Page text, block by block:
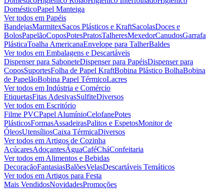
DomésticoPapel Manteiga
Ver todos em Papéis
BandejasMarmitexSacos Plásticos e KraftSacolasDoces e
BolosPapelãoCoposPotesPratosTalheresMexedorCanudosGarrafa
PlásticaToalha AmericanaEnvelope para TalherBaldes
Ver todos em Embalagens e Descartáveis
Dispenser para SaboneteDispenser para PapéisDispenser para
CoposSuportesFolha de Papel KraftBobina Plástico BolhaBobina
de PapelãoBobina Papel TérmicoLacres
Ver todos em Indústria e Comércio
EtiquetasFitas AdesivasSulfiteDiversos
Ver todos em Escritório
Filme PVCPapel AlumínioCelofanePotes
PlásticosFormasAssadeirasPalitos e EspetosMonitor de
ÓleosUtensíliosCaixa TérmicaDiversos
Ver todos em Artigos de Cozinha
AçúcaresAdoçantesÁguaCaféCháConfeitaria
Ver todos em Alimentos e Bebidas
DecoraçãoFantasiasBalõesVelasDescartáveis Temáticos
Ver todos em Artigos para Festa
Mais VendidosNovidadesPromoções